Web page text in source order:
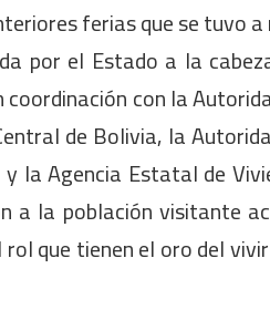
ferias que se tuvo
por el Estado a la
con la
de Bolivia, la
la Agencia Estatal de
a la población visitante
que tienen el oro del